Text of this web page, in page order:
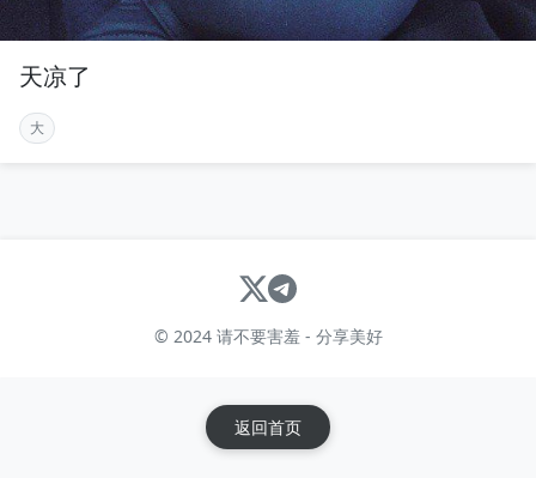
天凉了
大
返回首页
© 2024 请不要害羞 - 分享美好